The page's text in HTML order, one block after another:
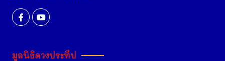
มูลนิธิดวงประทีป